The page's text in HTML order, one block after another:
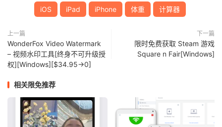
iOS iPad iPhone 体重 计算器
上一篇
WonderFox Video Watermark
– 视频水印工具[终身不可升级授
权][Windows][$34.95→0]
下一篇
限时免费获取 Steam 游戏
Square n Fair[Windows]
相关限免推荐